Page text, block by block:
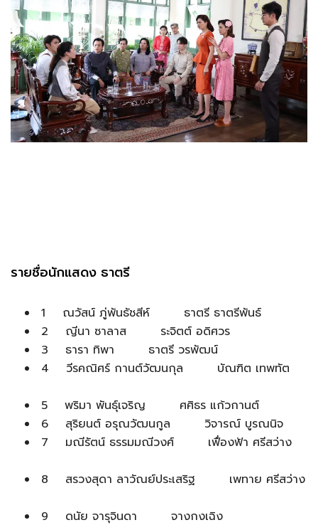
รายชื่อนักแสดง ธาตรี
1 ณวัสน์ ภู่พันธัชสีห์ ธาตรี ธาตรีพันธ์
2 ญีนา ซาลาส ระจิตต์ อดิศวร
3 ธารา ทิพา ธาตรี วรพัฒน์
4 วีรคณิศร์ กานต์วัฒนกุล บัณฑิต เทพทัต
5 พริมา พันธุ์เจริญ ศศิธร แก้วกานต์
6 สุริยนต์ อรุณวัฒนกูล วิจารณ์ บูรณนิจ
7 มณีรัตน์ ธรรมมณีวงศ์ เฟื่องฟ้า ศรีสว่าง
8 สรวงสุดา ลาวัณย์ประเสริฐ เพทาย ศรีสว่าง
9 ดนัย จารุจินดา จางกงเฉิง